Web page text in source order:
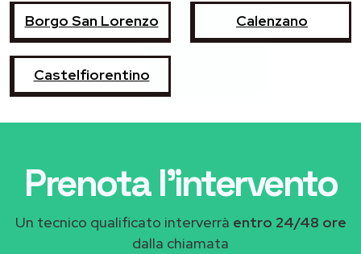
Borgo San Lorenzo Calenzano
Castelfiorentino
Prenota l'intervento
Un tecnico qualificato interverrà entro 24/48 ore
dalla chiamata